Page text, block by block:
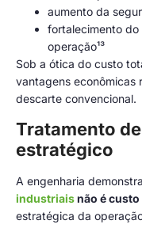
aumento da
fortalecimento do
operação¹³
Sob a ótica do custo
vantagens econômicas
descarte convencional.
Tratamento
estratégico
A engenharia
industriaisnão é
estratégica da